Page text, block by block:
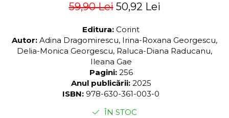
59,90 Lei 50,92 Lei
Editura: Corint
Autor: Adina Dragomirescu, Irina-Roxana Georgescu,
Delia-Monica Georgescu, Raluca-Diana Raducanu,
Ileana Gae
Pagini: 256
Anul publicării: 2025
ISBN: 978-630-361-003-0
ÎN STOC